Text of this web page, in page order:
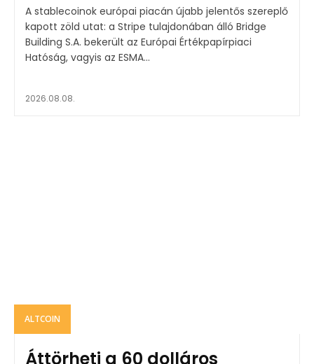
A stablecoinok európai piacán újabb jelentős szereplő
kapott zöld utat: a Stripe tulajdonában álló Bridge
Building S.A. bekerült az Európai Értékpapírpiaci
Hatóság, vagyis az ESMA...
2026.08.08.
ALTCOIN
Áttörheti a 60 dolláros